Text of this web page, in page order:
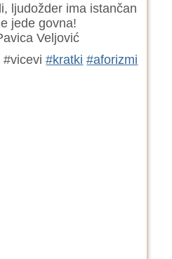
ljudožder ima istančan
jede govna!
Veljović
#vicevi#kratki #aforizmi